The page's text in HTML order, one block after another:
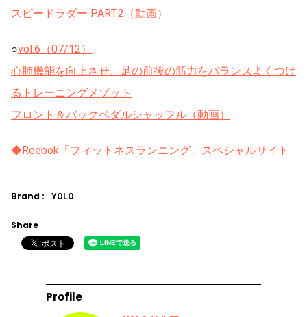
スピードラダー PART2（動画）
○vol.6（07/12）
心肺機能を向上させ、足の前後の筋力をバランスよくつけ
るトレーニングメゾット
フロント＆バックペダルシャッフル（動画）
◆Reebok「フィットネスランニング」スペシャルサイト
Brand : YOLO
Share
Profile